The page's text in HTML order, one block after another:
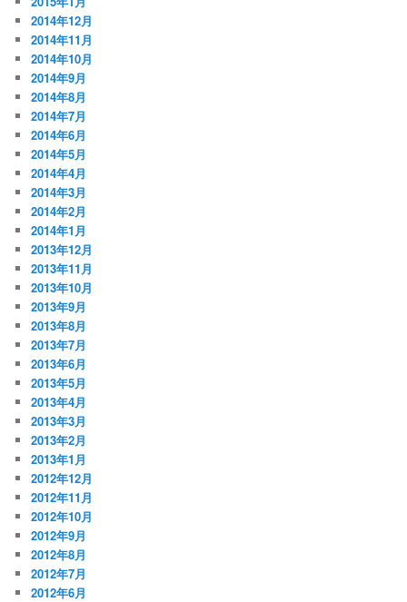
2014年12月
2014年11月
2014年10月
2014年9月
2014年8月
2014年7月
2014年6月
2014年5月
2014年4月
2014年3月
2014年2月
2014年1月
2013年12月
2013年11月
2013年10月
2013年9月
2013年8月
2013年7月
2013年6月
2013年5月
2013年4月
2013年3月
2013年2月
2013年1月
2012年12月
2012年11月
2012年10月
2012年9月
2012年8月
2012年7月
2012年6月